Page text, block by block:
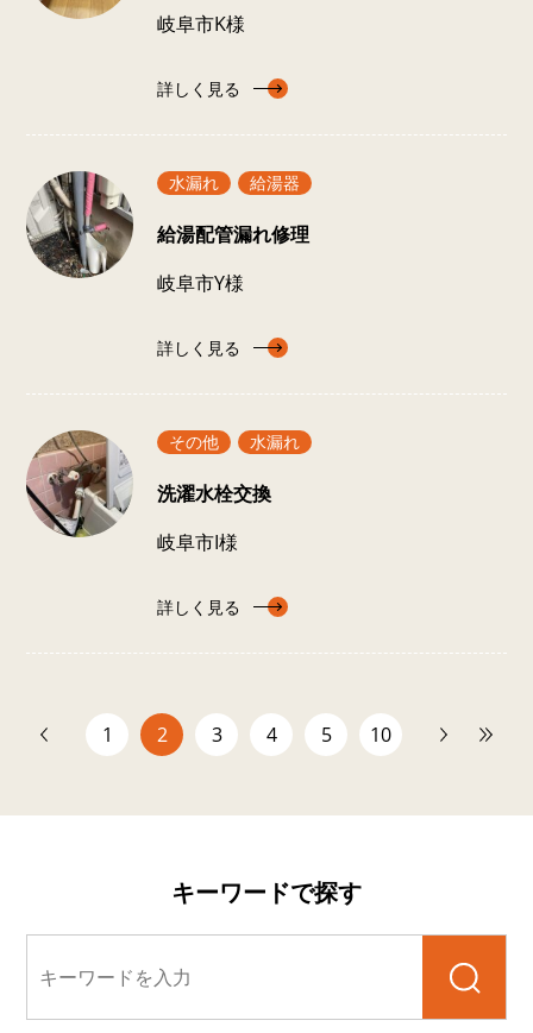
岐阜市K様
詳しく見る
水漏れ 給湯器
給湯配管漏れ修理
岐阜市Y様
詳しく見る
その他 水漏れ
洗濯水栓交換
岐阜市I様
詳しく見る
1 2 3 4 5 10
次へ 最後
キーワードで探す